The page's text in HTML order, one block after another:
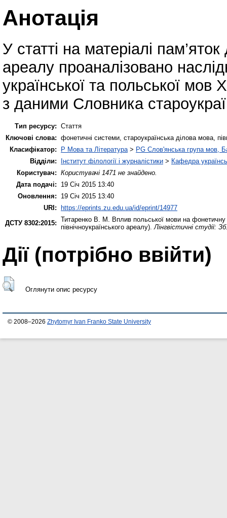
Анотація
У статті на матеріалі
ареалу проаналізовано
української та польської
з даними Словника
Тип ресурсу: Стаття
Ключові слова: фонетичні системи, староукраїнська ділова мова,
Класифікатор:
P Мова та Література > PG Слов'янська група мов,
Відділи:
Інститут філології і журналістики > Кафедра
Користувач: Користувачі 1471 не знайдено.
Дата подачі:
19 Січ 2015 13:40
Оновлення:
19 Січ 2015 13:40
URI: https://eprints.zu.edu.ua/id/eprint/14977
ДСТУ 8302:2015: Титаренко В. М.
Вплив польської мови на фонетичну
північноукраїнського ареалу). Лінгвістичні студії:
Дії ​​(потрібно ввійти)
Оглянути опис ресурсу
© 2008–2026 Zhytomyr Ivan Franko State University